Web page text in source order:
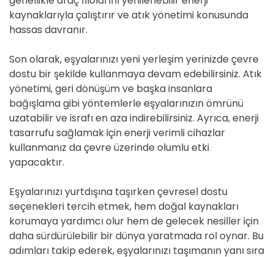
kaynaklarıyla çalıştırır ve atık yönetimi konusunda
hassas davranır.
Son olarak, eşyalarınızı yeni yerleşim yerinizde çevre
dostu bir şekilde kullanmaya devam edebilirsiniz. Atık
yönetimi, geri dönüşüm ve başka insanlara
bağışlama gibi yöntemlerle eşyalarınızın ömrünü
uzatabilir ve israfı en aza indirebilirsiniz. Ayrıca, enerji
tasarrufu sağlamak için enerji verimli cihazlar
kullanmanız da çevre üzerinde olumlu etki
yapacaktır.
Eşyalarınızı yurtdışına taşırken çevresel dostu
seçenekleri tercih etmek, hem doğal kaynakları
korumaya yardımcı olur hem de gelecek nesiller için
daha sürdürülebilir bir dünya yaratmada rol oynar. Bu
adımları takip ederek, eşyalarınızı taşımanın yanı sıra